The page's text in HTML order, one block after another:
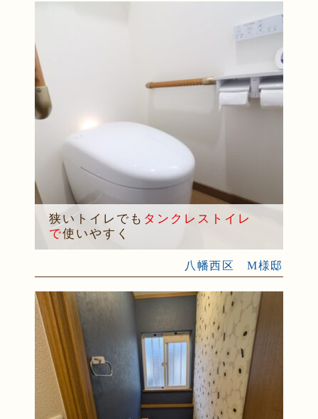
狭いトイレでも タンクレストイレ
で使いやすく
八幡西区 M様邸